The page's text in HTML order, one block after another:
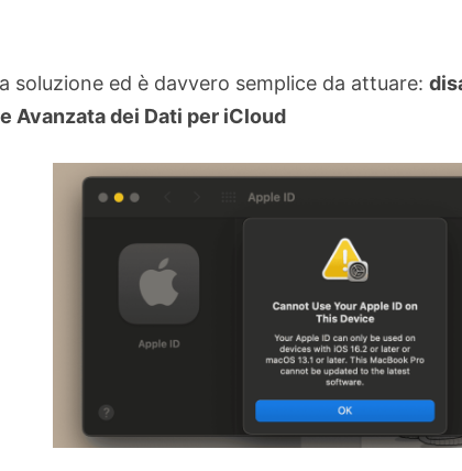
soluzione ed è davvero semplice da attuare:
Avanzata dei Dati per iCloud